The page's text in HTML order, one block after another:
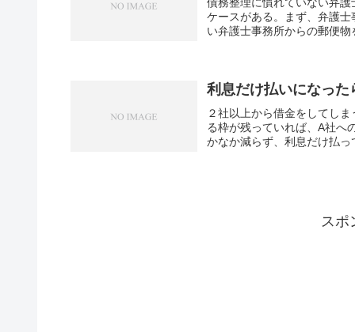
ケースがある。まず、弁護
い弁護士事務所からの郵便物
利息だけ払いになった
２社以上から借金をしてし
る枠が残っていれば、A社へ
かなか減らず、利息だけ払
スポ